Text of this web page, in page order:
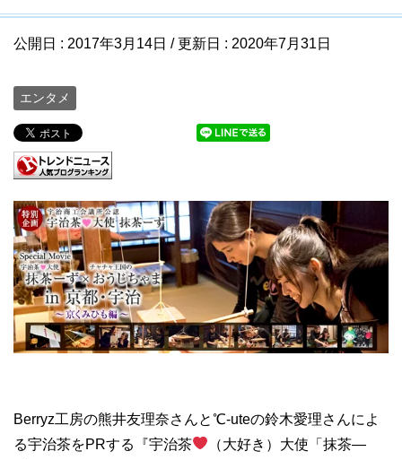
公開日 : 2017年3月14日 / 更新日 : 2020年7月31日
エンタメ
Berryz工房の熊井友理奈さんと℃-uteの鈴木愛理さんによ
る宇治茶をPRする『宇治茶
（大好き）大使「抹茶―